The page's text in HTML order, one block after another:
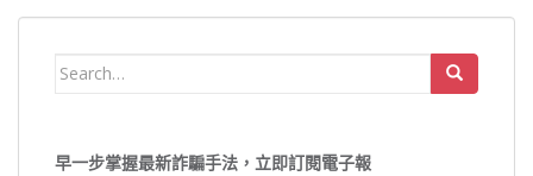
導
Search
早一步掌握最新詐騙手法，立即訂閱電子報